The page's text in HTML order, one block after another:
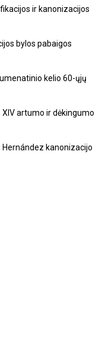
ir kanonizacijos
bylos pabaigos
kelio 60-ųjų
artumo ir dėkingumo
kanonizacijo